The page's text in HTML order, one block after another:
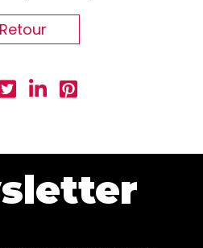
Retour